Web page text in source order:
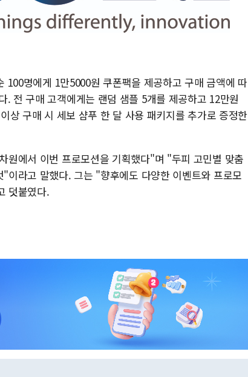
명에게 1만5000원 쿠폰팩을 제공하고 구매 금액에 따
. 전 구매 고객에게는 랜덤 샘플 5개를 제공하고 12만원
상 구매 시 세보 샴푸 한 달 사용 패키지를 추가로 증정한
원에서 이번 프로모션을 기획했다"며 "두피 고민별 맞춤
이라고 말했다. 그는 "향후에도 다양한 이벤트와 프로모
덧붙였다.